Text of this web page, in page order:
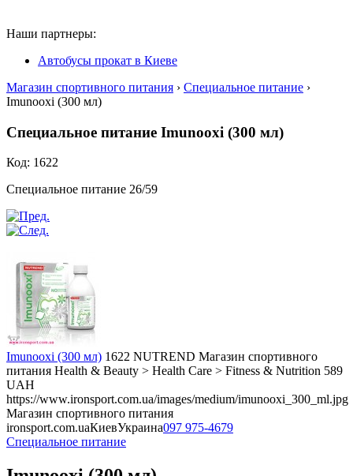
Наши партнеры:
Автобусы прокат в Киеве
Магазин спортивного питания › Специальное питание ›
Imunooxi (300 мл)
Специальное питание Imunooxi (300 мл)
Код: 1622
Специальное питание 26/59
Imunooxi (300 мл) 1622 NUTREND Магазин спортивного
питания Health & Beauty > Health Care > Fitness & Nutrition 589
UAH
https://www.ironsport.com.ua/images/medium/imunooxi_300_ml.jpg
Магазин спортивного питания
ironsport.com.uaКиевУкраина097 975-4679
Специальное питание